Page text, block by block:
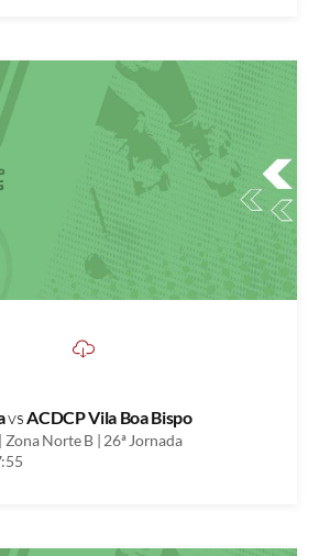
vsACDCP Vila Boa Bispo
Zona Norte B | 26ª Jornada